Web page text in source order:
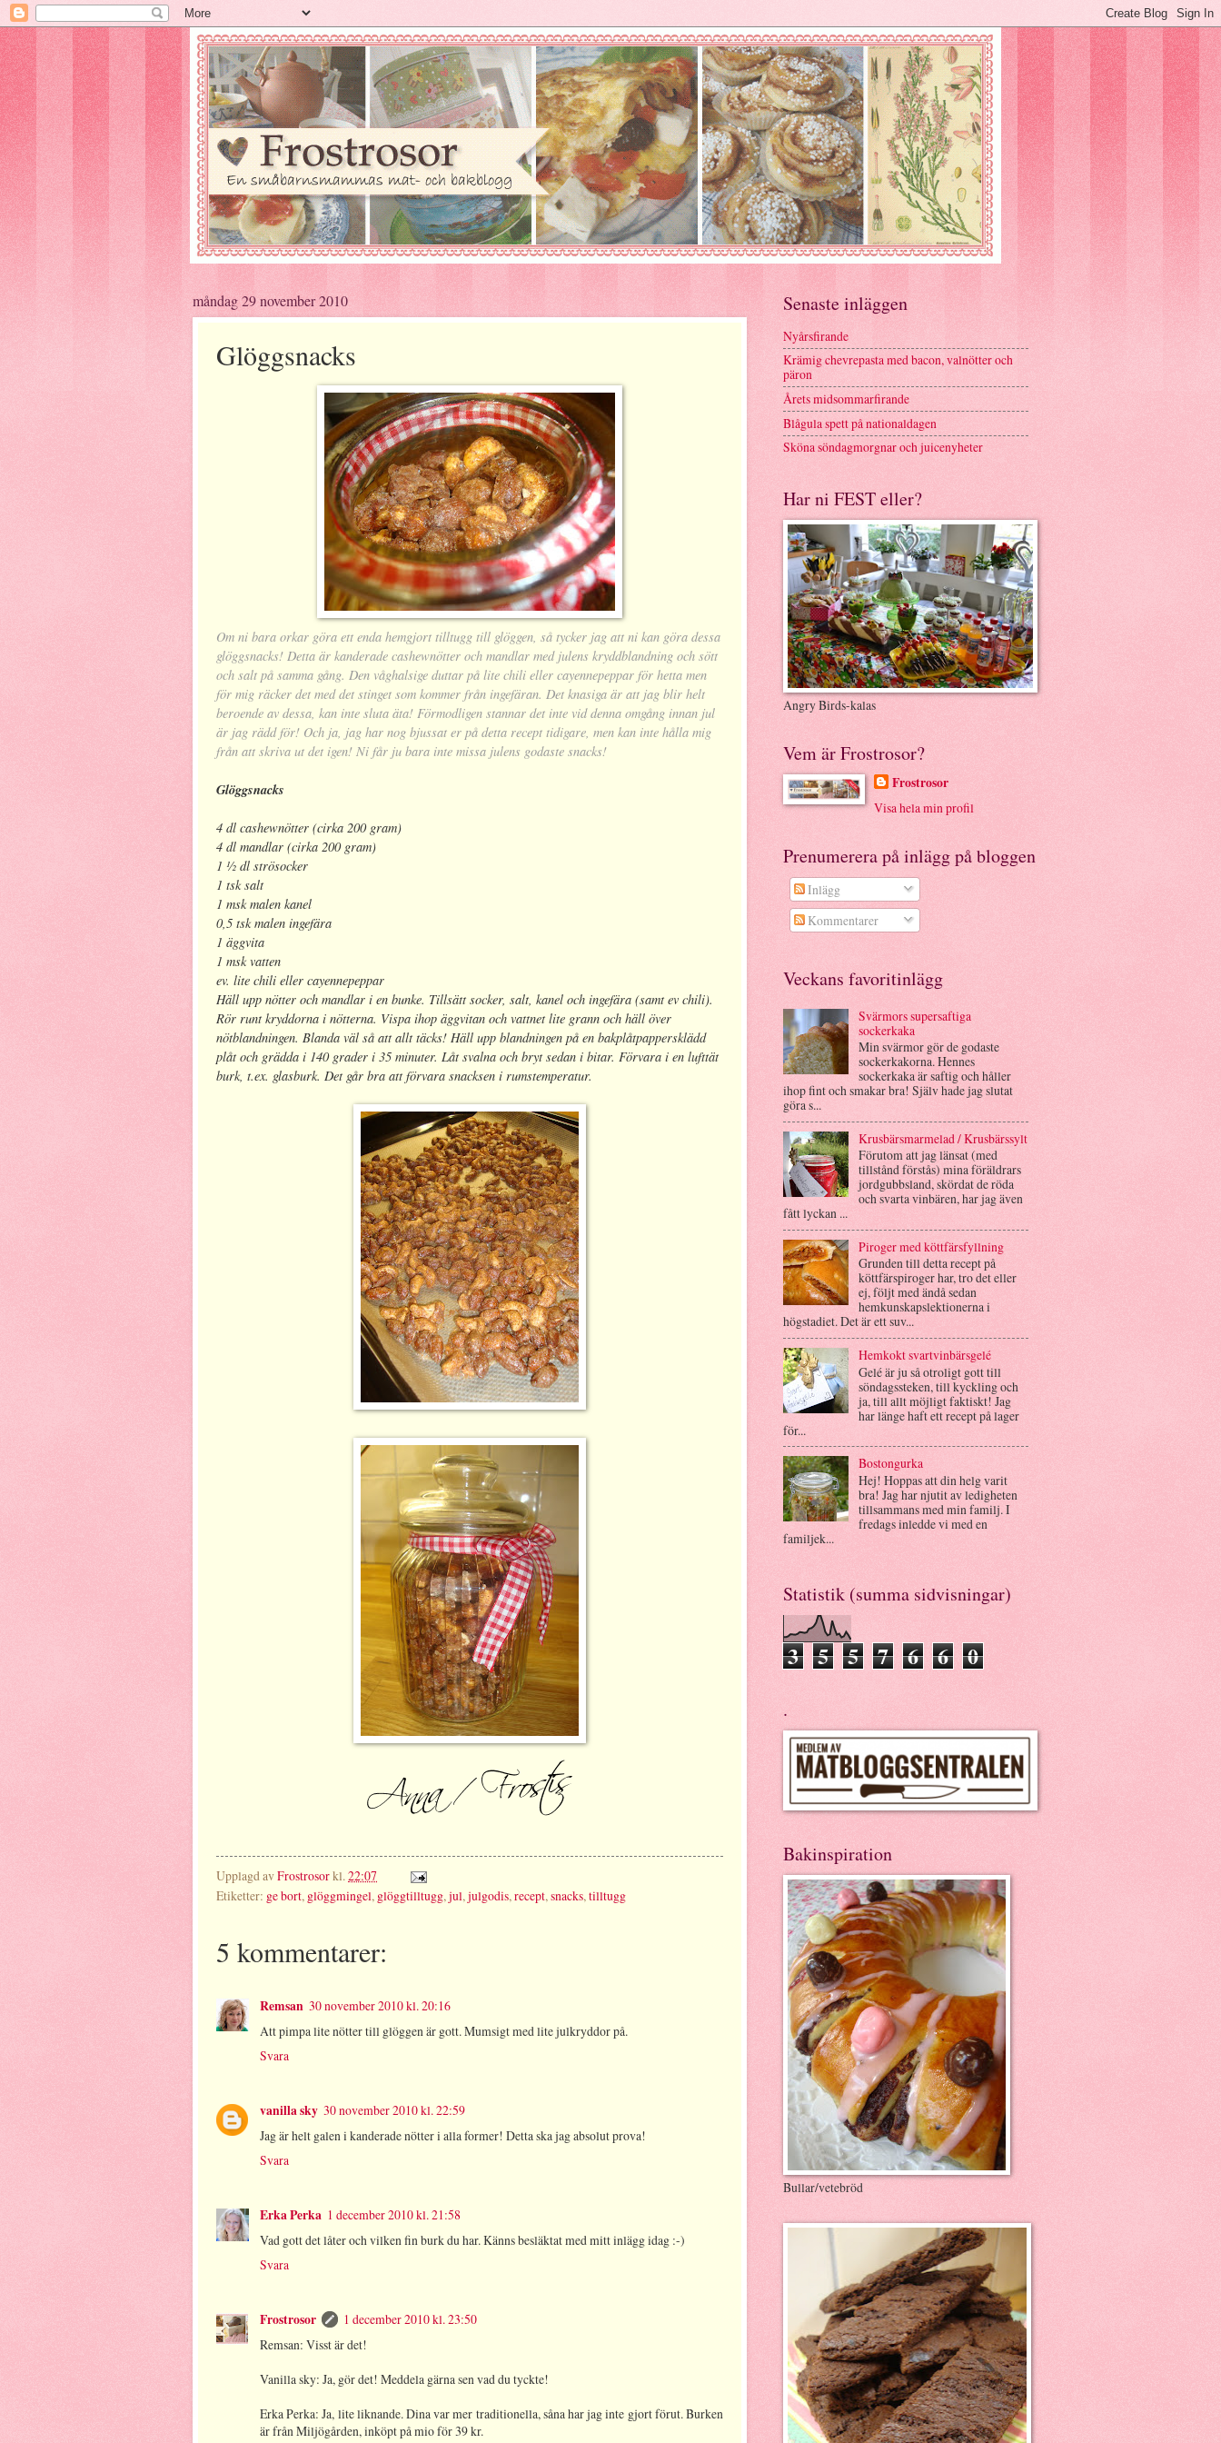
måndag 29 november 2010
Glöggsnacks
Om ni bara orkar göra ett enda hemgjort tilltugg till glöggen, så tycker jag att ni kan göra dessa
glöggsnacks! Detta är kanderade cashewnötter och mandlar med julens kryddblandning och sött
och salt på samma gång. Den våghalsige duttar på lite chili eller cayennepeppar för hetta men
för mig räcker det med det stinget som kommer från ingefäran. Det knasiga är att jag blir helt
beroende av dessa, kan inte sluta äta! Förmodligen stannar det inte vid denna omgång innan jul
är jag rädd för! Och ja, jag har nog bjussat er på detta recept tidigare, men kan inte hålla mig
från att skriva ut det igen! Ni får ju bara inte missa julens godaste snacks!
Glöggsnacks
4 dl cashewnötter (cirka 200 gram)
4 dl mandlar (cirka 200 gram)
1 ½ dl strösocker
1 tsk salt
1 msk malen kanel
0,5 tsk malen ingefära
1 äggvita
1 msk vatten
ev. lite chili eller cayennepeppar
Häll upp nötter och mandlar i en bunke. Tillsätt socker, salt, kanel och ingefära (samt ev chili).
Rör runt kryddorna i nötterna. Vispa ihop äggvitan och vattnet lite grann och häll över
nötblandningen. Blanda väl så att allt täcks! Häll upp blandningen på en bakplåtpappersklädd
plåt och grädda i 140 grader i 35 minuter. Låt svalna och bryt sedan i bitar. Förvara i en lufttät
burk, t.ex. glasburk. Det går bra att förvara snacksen i rumstemperatur.
Upplagd avFrostrosorkl. 22:07
Etiketter: ge bort, glöggmingel, glöggtilltugg, jul, julgodis, recept, snacks, tilltugg
5 kommentarer:
Remsan 30 november 2010 kl. 20:16
Att pimpa lite nötter till glöggen är gott. Mumsigt med lite julkryddor på.
Svara
vanilla sky 30 november 2010 kl. 22:59
Jag är helt galen i kanderade nötter i alla former! Detta ska jag absolut prova!
Svara
Erka Perka 1 december 2010 kl. 21:58
Vad gott det låter och vilken fin burk du har. Känns besläktat med mitt inlägg idag :-)
Svara
Frostrosor
1 december 2010 kl. 23:50
Remsan: Visst är det!
Vanilla sky: Ja, gör det! Meddela gärna sen vad du tyckte!
Erka Perka: Ja, lite liknande. Dina var mer traditionella, såna har jag inte gjort förut. Burken
är från Miljögården, inköpt på mio för 39 kr.
Senaste inläggen
Nyårsfirande
Krämig chevrepasta med bacon, valnötter och
päron
Årets midsommarfirande
Blågula spett på nationaldagen
Sköna söndagmorgnar och juicenyheter
Har ni FEST eller?
Angry Birds-kalas
Vem är Frostrosor?
Frostrosor
Visa hela min profil
Prenumerera på inlägg på bloggen
Inlägg
Kommentarer
Veckans favoritinlägg
Svärmors supersaftiga
sockerkaka
Min svärmor gör de godaste
sockerkakorna. Hennes
sockerkaka är saftig och håller
ihop fint och smakar bra! Själv hade jag slutat
göra s...
Krusbärsmarmelad / Krusbärssylt
Förutom att jag länsat (med
tillstånd förstås) mina föräldrars
jordgubbsland, skördat de röda
och svarta vinbären, har jag även
fått lyckan ...
Piroger med köttfärsfyllning
Grunden till detta recept på
köttfärspiroger har, tro det eller
ej, följt med ändå sedan
hemkunskapslektionerna i
högstadiet. Det är ett suv...
Hemkokt svartvinbärsgelé
Gelé är ju så otroligt gott till
söndagssteken, till kyckling och
ja, till allt möjligt faktiskt! Jag
har länge haft ett recept på lager
för...
Bostongurka
Hej! Hoppas att din helg varit
bra! Jag har njutit av ledigheten
tillsammans med min familj. I
fredags inledde vi med en
familjek...
Statistik (summa sidvisningar)
3 5 5 7 6 6 0
.
Bakinspiration
Bullar/vetebröd